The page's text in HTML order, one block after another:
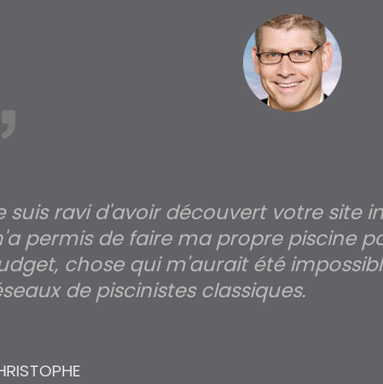
suis ravi d'avoir découvert votre site
permis de faire ma propre piscine
chose qui m'aurait été
de piscinistes classiques.